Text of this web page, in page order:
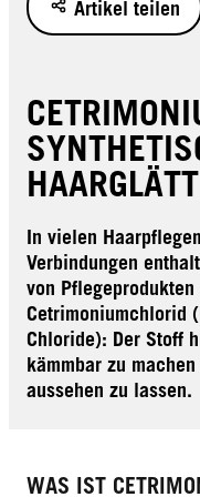
Artikel teilen
In vielen
Verbindungen
von
Cetrimoniumchlorid
Chloride): Der Stoff
kämmbar zu
aussehen zu lassen.
WAS IST